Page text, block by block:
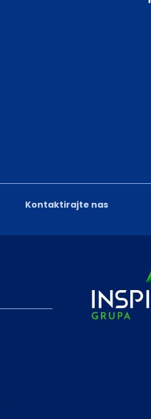
Kontaktirajte nas